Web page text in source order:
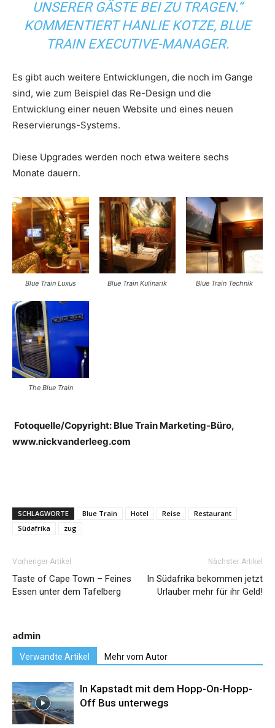
UNSERER GÄSTE BEI ZU TRAGEN.“
KOMMENTIERT HANLIE KOTZE, BLUE
TRAIN EXECUTIVE-MANAGER.
Es gibt auch weitere Entwicklungen, die noch im Gange
sind, wie zum Beispiel das Re-Design und die
Entwicklung einer neuen Website und eines neuen
Reservierungs-Systems.
Diese Upgrades werden noch etwa weitere sechs
Monate dauern.
Blue Train Luxus Blue Train Kulinarik Blue Train Technik
The Blue Train
Fotoquelle/Copyright: Blue Train Marketing-Büro,
www.nickvanderleeg.com
SCHLAGWORTE Blue Train Hotel Reise
Restaurant
Südafrika
zug
Vorheriger Artikel
Taste of Cape Town – Feines
Essen unter dem Tafelberg
Nächster Artikel
In Südafrika bekommen jetzt
Urlauber mehr für ihr Geld!
admin
Verwandte Artikel Mehr vom Autor
In Kapstadt mit dem Hopp-On-Hopp-
Off Bus unterwegs